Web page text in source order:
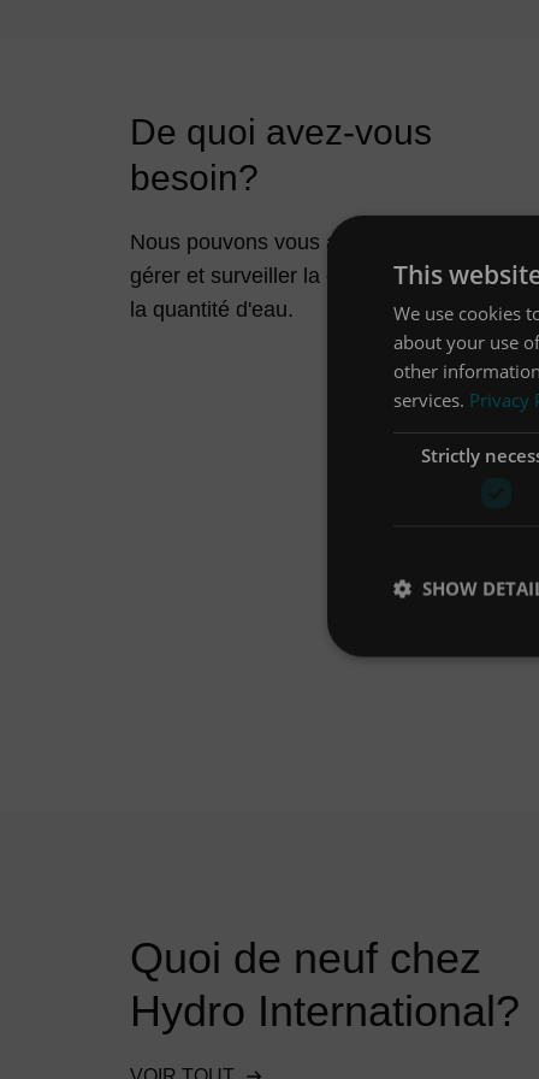
De quoi avez-vous
besoin?
Nous pouvons vous aider à
gérer et surveiller la qualité et
la quantité d'eau.
Quoi de neuf chez
Hydro International?
This
We use cookies
about your use
other
services. Privacy
Strictly
SHOW